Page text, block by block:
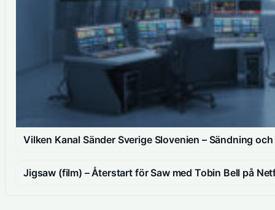
Vilken Kanal Sänder Sverige Slovenien – Sändning
Jigsaw (film) – Återstart för Saw med Tobin Bell på